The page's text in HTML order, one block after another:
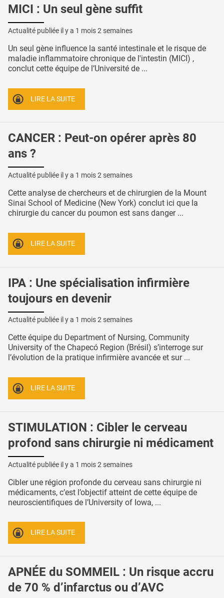
MICI : Un seul gène suffit
Actualité publiée il y a 1 mois 2 semaines
Un seul gène influence la santé intestinale et le risque de
maladie inflammatoire chronique de l'intestin (MICI) ,
conclut cette équipe de l’Université de ...
LIRE LA SUITE
CANCER : Peut-on opérer après 80
ans ?
Actualité publiée il y a 1 mois 2 semaines
Cette analyse de chercheurs et de chirurgien de la Mount
Sinai School of Medicine (New York) conclut ici que la
chirurgie du cancer du poumon est sans danger ...
LIRE LA SUITE
IPA : Une spécialisation infirmière
toujours en devenir
Actualité publiée il y a 1 mois 2 semaines
Cette équipe du Department of Nursing, Community
University of the Chapecó Region (Brésil) s’interroge sur
l’évolution de la pratique infirmière avancée et sur ...
LIRE LA SUITE
STIMULATION : Cibler le cerveau
profond sans chirurgie ni médicament
Actualité publiée il y a 1 mois 2 semaines
Cibler une région profonde du cerveau sans chirurgie ni
médicaments, c’est l’objectif atteint de cette équipe de
neuroscientifiques de l’University of Iowa, ...
LIRE LA SUITE
APNÉE du SOMMEIL : Un risque accru
de 70 % d’infarctus ou d’AVC